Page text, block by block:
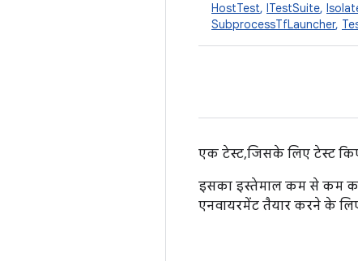
HostTest, ITestSuite,
SubprocessTfLauncher,
एक टेस्ट, जिसके लिए टेस्ट
इसका इस्तेमाल कम से कम
एनवायरमेंट तैयार करने के